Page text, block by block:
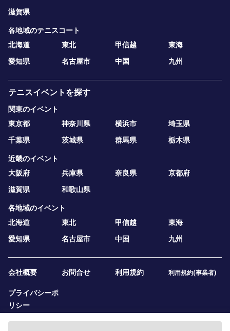
滋賀県
各地域のテニスコート
北海道
東北 甲信越
東海
愛知県
名古屋市 中国 九州
テニスイベントを探す
関東のイベント
東京都
神奈川県 横浜市
埼玉県
千葉県
茨城県 群馬県 栃木県
近畿のイベント
大阪府
兵庫県 奈良県
京都府
滋賀県
和歌山県
各地域のイベント
北海道
東北 甲信越
東海
愛知県
名古屋市 中国 九州
会社概要 お問合せ 利用規約 利用規約(事業者)
プライバシーポ
リシー